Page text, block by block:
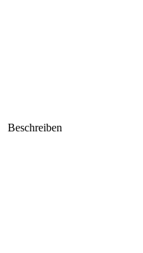
Beschreiben